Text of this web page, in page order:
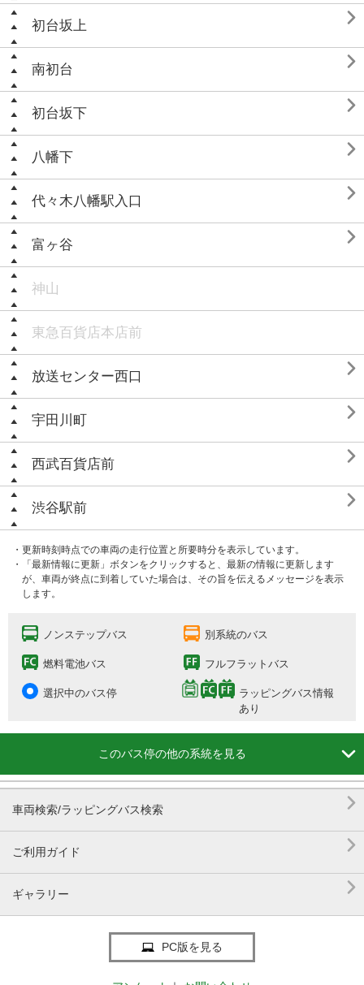
初台坂上 
南初台 
初台坂下 
八幡下 
代々木八幡駅入口 
富ヶ谷 
神山
東急百貨店本店前
放送センター西口 
宇田川町 
西武百貨店前 
渋谷駅前 
・更新時刻時点での車両の走行位置と所要時分を表示しています。
・「最新情報に更新」ボタンをクリックすると、最新の情報に更新します
が、車両が終点に到着していた場合は、その旨を伝えるメッセージを表示
します。
ノンステップバス 別系統のバス
燃料電池バス フルフラットバス
選択中のバス停
ラッピングバス情報
あり
このバス停の他の系統を見る 
車両検索/ラッピングバス検索 
ご利用ガイド 
ギャラリー 
PC版を見る